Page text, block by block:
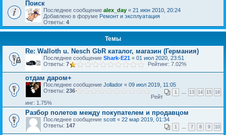
Поиск
Последнее сообщение alex_day « 21 июн 2010, 20:24
Добавлено в форуме Ремонт и эксплуатация
Ответы: 4
Темы
Re: Walloth u. Nesch GbR каталог, магазин (Германия)
Последнее сообщение Shark-E21 « 01 июл 2020, 23:51
Ответы: 7 Рейтинг: 7.02%
отдам даром+
Последнее сообщение Jollador « 09 июл 2019, 11:05
Ответы: 236 1 … 13 14 15 16
Рейт
инг: 1.75%
Разбор полетов между покупателем и продавцом
Последнее сообщение scott « 22 мар 2019, 01:34
Ответы: 147 1 … 7 8 9 10